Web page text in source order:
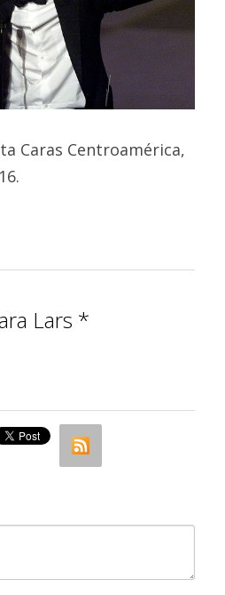
Caras Centroamérica,
Lars *